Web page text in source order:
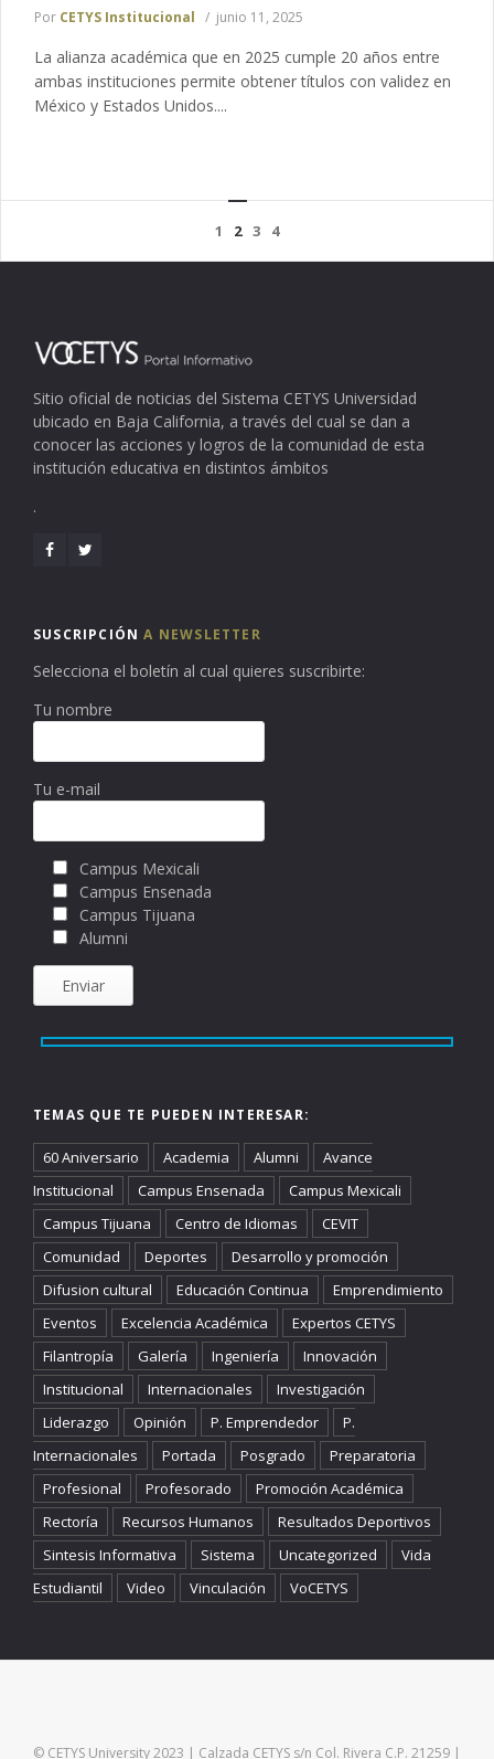
Por CETYS Institucional junio 11, 2025
La alianza académica que en 2025 cumple 20 años entre
ambas instituciones permite obtener títulos con validez en
México y Estados Unidos....
1 2 3 4
Sitio oficial de noticias del Sistema CETYS Universidad
ubicado en Baja California, a través del cual se dan a
conocer las acciones y logros de la comunidad de esta
institución educativa en distintos ámbitos
.
SUSCRIPCIÓNA NEWSLETTER
Selecciona el boletín al cual quieres suscribirte:
Tu nombre
Tu e-mail
Campus Mexicali
Campus Ensenada
Campus Tijuana
Alumni
TEMAS QUE TE PUEDEN INTERESAR:
60 Aniversario Academia Alumni
Avance
Institucional
Campus Ensenada
Campus Mexicali
Campus Tijuana
Centro de Idiomas
CEVIT
Comunidad
Deportes
Desarrollo y promoción
Difusion cultural
Educación Continua
Emprendimiento
Eventos
Excelencia Académica
Expertos CETYS
Filantropía
Galería Ingeniería
Innovación
Institucional
Internacionales
Investigación
Liderazgo
Opinión P. Emprendedor
P.
Internacionales
Portada Posgrado
Preparatoria
Profesional
Profesorado
Promoción Académica
Rectoría
Recursos Humanos
Resultados Deportivos
Sintesis Informativa
Sistema Uncategorized
Vida
Estudiantil
Video Vinculación VoCETYS
© CETYS University 2023 | Calzada CETYS s/n Col. Rivera C.P. 21259 |